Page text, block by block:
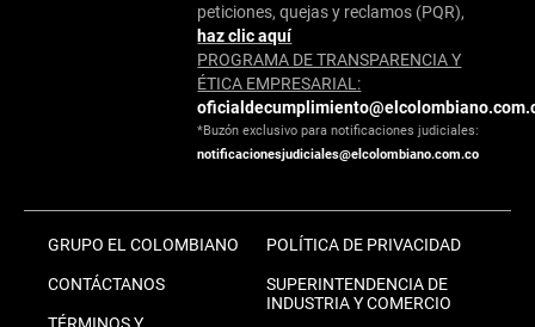
peticiones, quejas y reclamos (PQR),
haz clic aquí
PROGRAMA DE TRANSPARENCIA Y
ÉTICA EMPRESARIAL:
*Buzón exclusivo para notificaciones judiciales:
notificacionesjudiciales@elcolombiano.com.co
GRUPO EL COLOMBIANO
CONTÁCTANOS
POLÍTICA DE PRIVACIDAD
SUPERINTENDENCIA DE
INDUSTRIA Y COMERCIO